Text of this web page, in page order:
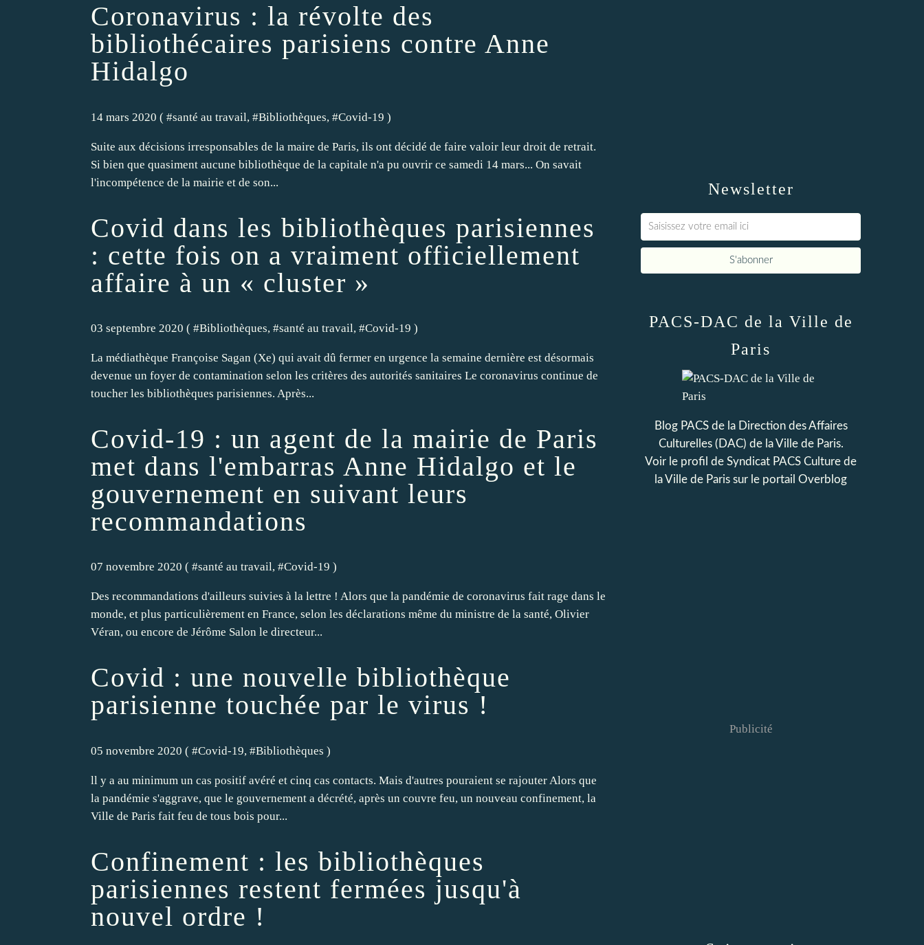
Coronavirus : la révolte des
bibliothécaires parisiens contre Anne
Hidalgo
14 mars 2020 ( #santé au travail, #Bibliothèques, #Covid-19 )
Suite aux décisions irresponsables de la maire de Paris, ils ont décidé de faire valoir leur droit de retrait.
Si bien que quasiment aucune bibliothèque de la capitale n'a pu ouvrir ce samedi 14 mars... On savait
l'incompétence de la mairie et de son...
Covid dans les bibliothèques parisiennes
: cette fois on a vraiment officiellement
affaire à un « cluster »
03 septembre 2020 ( #Bibliothèques, #santé au travail, #Covid-19 )
La médiathèque Françoise Sagan (Xe) qui avait dû fermer en urgence la semaine dernière est désormais
devenue un foyer de contamination selon les critères des autorités sanitaires Le coronavirus continue de
toucher les bibliothèques parisiennes. Après...
Covid-19 : un agent de la mairie de Paris
met dans l'embarras Anne Hidalgo et le
gouvernement en suivant leurs
recommandations
07 novembre 2020 ( #santé au travail, #Covid-19 )
Des recommandations d'ailleurs suivies à la lettre ! Alors que la pandémie de coronavirus fait rage dans le
monde, et plus particulièrement en France, selon les déclarations même du ministre de la santé, Olivier
Véran, ou encore de Jérôme Salon le directeur...
Covid : une nouvelle bibliothèque
parisienne touchée par le virus !
05 novembre 2020 ( #Covid-19, #Bibliothèques )
ll y a au minimum un cas positif avéré et cinq cas contacts. Mais d'autres pouraient se rajouter Alors que
la pandémie s'aggrave, que le gouvernement a décrété, après un couvre feu, un nouveau confinement, la
Ville de Paris fait feu de tous bois pour...
Confinement : les bibliothèques
parisiennes restent fermées jusqu'à
nouvel ordre !
Newsletter
PACS-DAC de la Ville de
Paris
Blog PACS de la Direction des Affaires
Culturelles (DAC) de la Ville de Paris.
Voir le profil de Syndicat PACS Culture de
la Ville de Paris sur le portail Overblog
Publicité